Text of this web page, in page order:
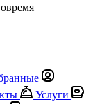
Услуги